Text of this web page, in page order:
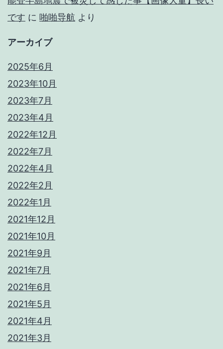
です に 啪啪导航 より
アーカイブ
2025年6月
2023年10月
2023年7月
2023年4月
2022年12月
2022年7月
2022年4月
2022年2月
2022年1月
2021年12月
2021年10月
2021年9月
2021年7月
2021年6月
2021年5月
2021年4月
2021年3月